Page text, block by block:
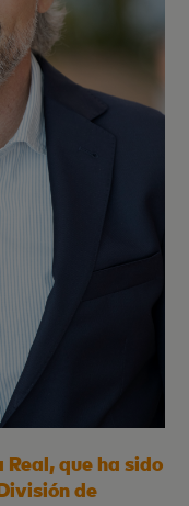
Real, que ha sido
de